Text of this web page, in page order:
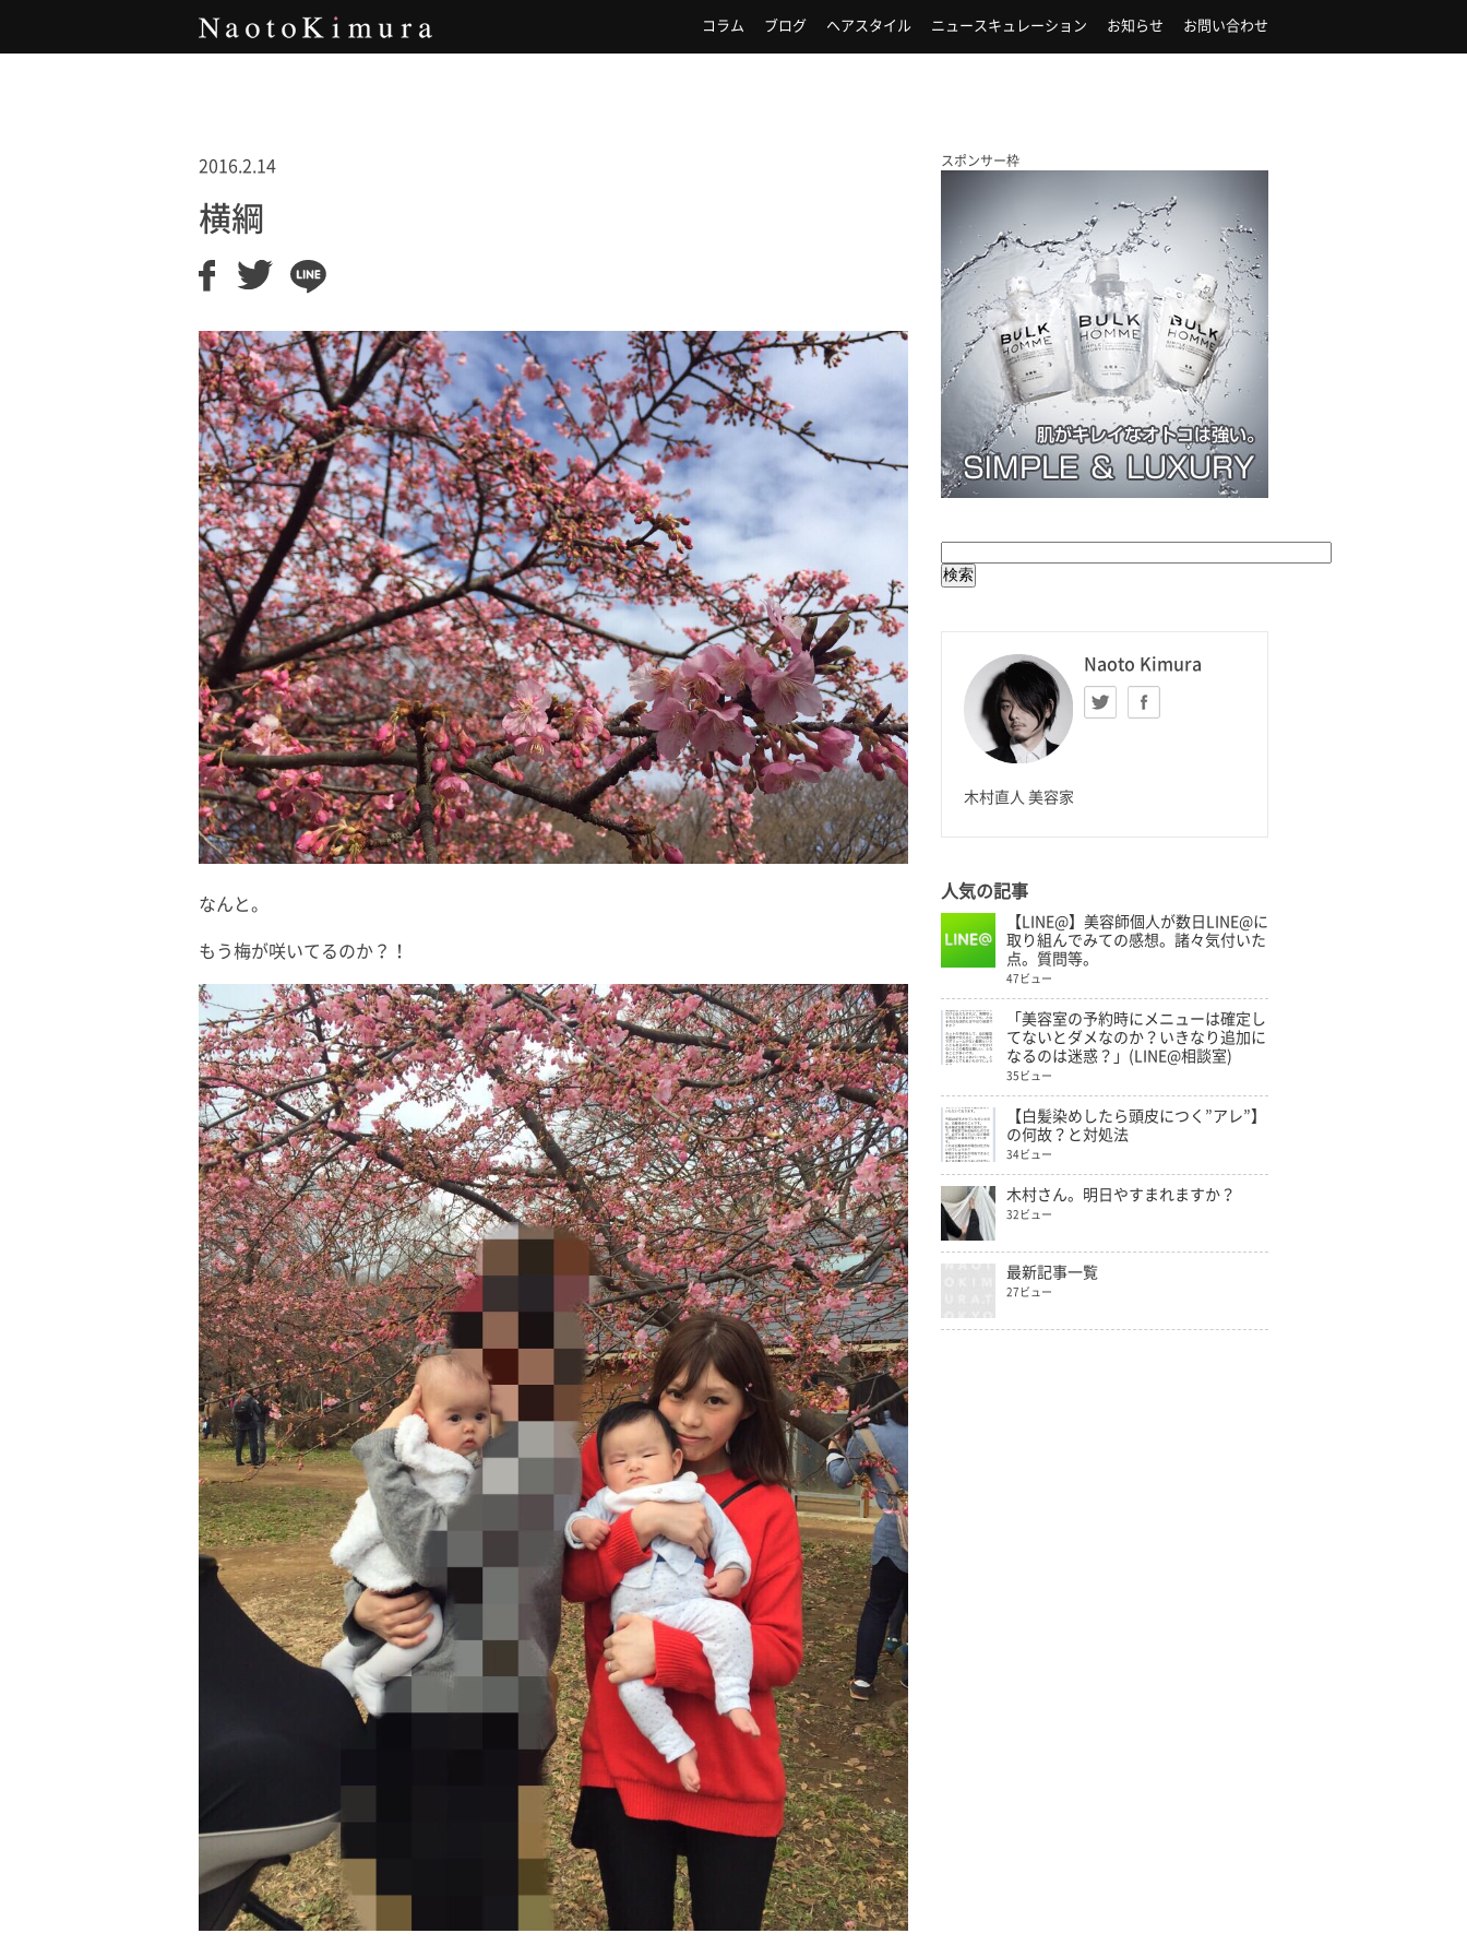
コラム ブログ ヘアスタイル ニュースキュレーション お知らせ お問い合わせ
2016.2.14
横綱
なんと。
もう梅が咲いてるのか？！
スポンサー枠
Naoto Kimura
木村直人 美容家
人気の記事
【LINE@】美容師個人が数日LINE@に
取り組んでみての感想。諸々気付いた
点。質問等。
47ビュー
「美容室の予約時にメニューは確定し
てないとダメなのか？いきなり追加に
なるのは迷惑？」(LINE@相談室)
35ビュー
【白髪染めしたら頭皮につく”アレ”】
の何故？と対処法
34ビュー
木村さん。明日やすまれますか？
32ビュー
最新記事一覧
27ビュー